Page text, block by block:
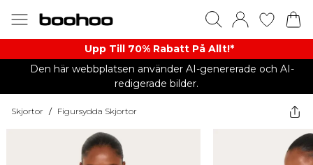
Upp Till 70% Rabatt På Allt!*
Den här webbplatsen använder AI-genererade och AI-
redigerade bilder.
Skjortor / Figursydda Skjortor